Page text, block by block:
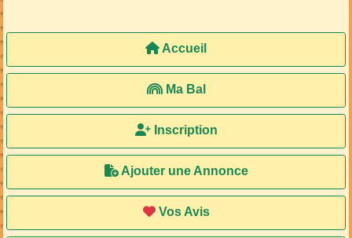
Accueil
Ma Bal
Inscription
Ajouter une Annonce
Vos Avis